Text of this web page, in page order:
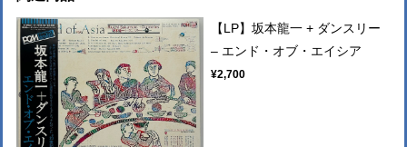
【LP】坂本龍一 + ダンスリー
– エンド・オブ・エイシア
¥2,700